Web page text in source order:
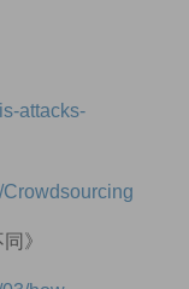
attacks-
》